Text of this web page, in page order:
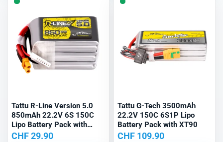
Tattu R-Line Version 5.0
850mAh 22.2V 6S 150C
Lipo Battery Pack with
XT30U-F Plug
CHF29.90
Tattu G-Tech 3500mAh
22.2V 150C 6S1P Lipo
Battery Pack with XT90
CHF109.90